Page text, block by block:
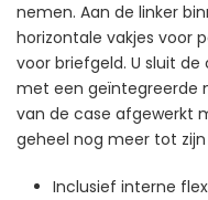
nemen. Aan de linker
horizontale vakjes voor
voor briefgeld. U sluit
met een geïntegreerde
van de case afgewerkt
geheel nog meer tot
Inclusief interne